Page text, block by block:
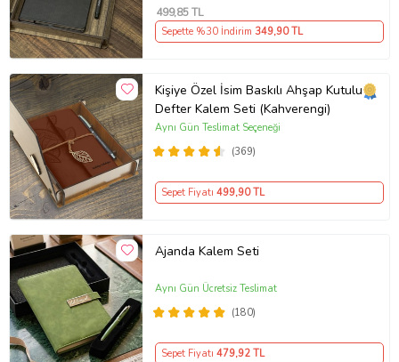
499,85 TL
Sepette %30 İndirim 349,90 TL
Kişiye Özel İsim Baskılı Ahşap Kutulu
Defter Kalem Seti (Kahverengi)
(369)
Aynı Gün Teslimat Seçeneği
Sepet Fiyatı 499,90 TL
Ajanda Kalem Seti
(180)
Aynı Gün Ücretsiz Teslimat
Sepet Fiyatı 479,92 TL